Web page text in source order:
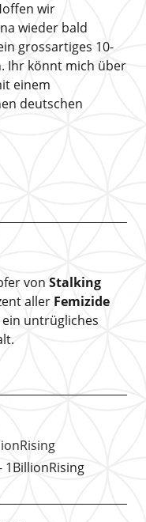
wir
wieder bald
grossartiges 10-
Ihr könnt mich über
einem
deutschen
von Stalking
aller Femizide
untrügliches
1BillionRising